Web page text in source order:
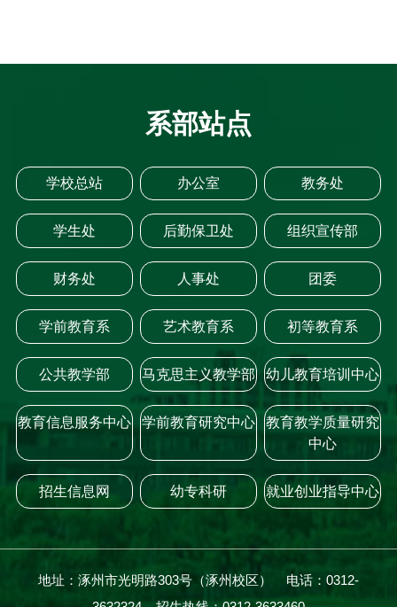
系部站点
学校总站 办公室 教务处
学生处 后勤保卫处 组织宣传部
财务处 人事处 团委
学前教育系 艺术教育系 初等教育系
公共教学部 马克思主义教学部 幼儿教育培训中心
教育信息服务中心 学前教育研究中心
教育教学质量研究
中心
招生信息网 幼专科研 就业创业指导中心
地址：涿州市光明路303号（涿州校区） 电话：0312-